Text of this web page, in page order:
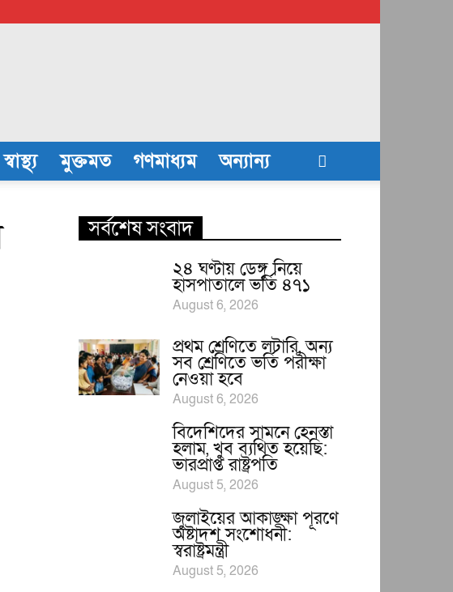
স্বাস্থ্য মুক্তমত গণমাধ্যম অন্যান্য
সর্বশেষ সংবাদ
২৪ ঘণ্টায় ডেঙ্গু নিয়ে
হাসপাতালে ভর্তি ৪৭১
August 6, 2026
প্রথম শ্রেণিতে লটারি, অন্য
সব শ্রেণিতে ভর্তি পরীক্ষা
নেওয়া হবে
August 6, 2026
বিদেশিদের সামনে হেনস্তা
হলাম, খুব ব্যথিত হয়েছি:
ভারপ্রাপ্ত রাষ্ট্রপতি
August 5, 2026
জুলাইয়ের আকাঙ্ক্ষা পূরণে
অষ্টাদশ সংশোধনী:
স্বরাষ্ট্রমন্ত্রী
August 5, 2026